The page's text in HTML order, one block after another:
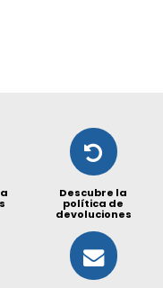
Descubre la
política de
devoluciones